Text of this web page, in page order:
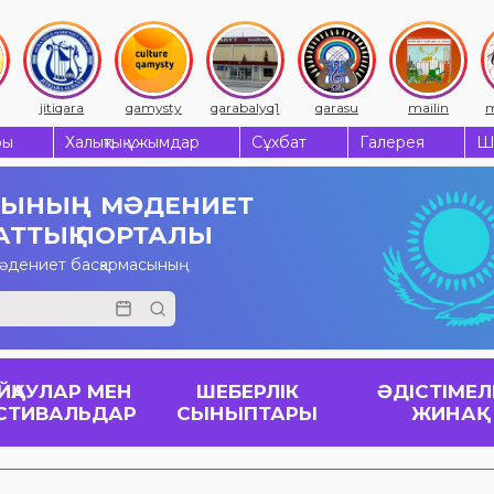
jitiqara qamysty qarabalyq1 qarasu mailin
Халықтық ұжымдар Сұхбат Галерея
МӘДЕНИЕТ
ПОРТАЛЫ
басқармасының
МЕН
ШЕБЕРЛІК
СЫНЫПТАРЫ
ЖИНАҚ